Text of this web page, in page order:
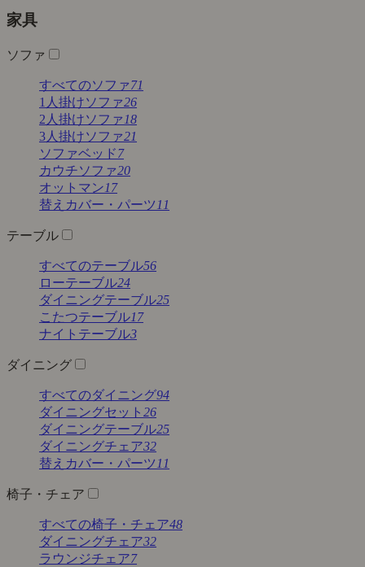
家具
ソファ
すべてのソファ71
1人掛けソファ26
2人掛けソファ 18
3人掛けソファ21
ソファベッド7
カウチソファ20
オットマン17
替えカバー・パーツ 11
テーブル
すべてのテーブル56
ローテーブル24
ダイニングテーブル25
こたつテーブル17
ナイトテーブル3
ダイニング
すべてのダイニング94
ダイニングセット 26
ダイニングテーブル25
ダイニングチェア32
替えカバー・パーツ 11
椅子・チェア
すべての椅子・チェア48
ダイニングチェア32
ラウンジチェア7